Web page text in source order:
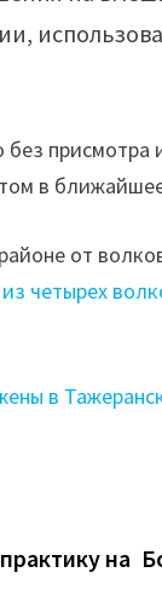
без
в
от
из четырех
в
на